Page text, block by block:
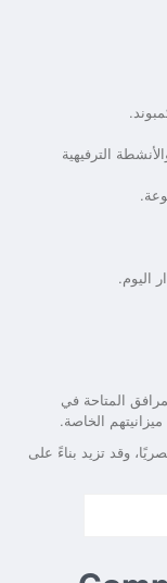
الترفيهية
اليوم.
المتاحة في
الخاصة.
من 30,000,000 جنيهًا مصريًا، وقد تزيد بناءً على